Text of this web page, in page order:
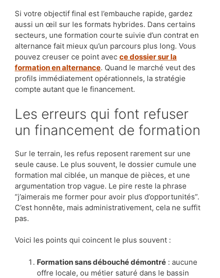
Si votre objectif final est l’embauche rapide, gardez
aussi un œil sur les formats hybrides. Dans certains
secteurs, une formation courte suivie d’un contrat en
alternance fait mieux qu’un parcours plus long. Vous
pouvez creuser ce point avec ce dossier sur la
formation en alternance. Quand le marché veut des
profils immédiatement opérationnels, la stratégie
compte autant que le financement.
Les erreurs qui font refuser
un financement de formation
Sur le terrain, les refus reposent rarement sur une
seule cause. Le plus souvent, le dossier cumule une
formation mal ciblée, un manque de pièces, et une
argumentation trop vague. Le pire reste la phrase
“j’aimerais me former pour avoir plus d’opportunités”.
C’est honnête, mais administrativement, cela ne suffit
pas.
Voici les points qui coincent le plus souvent :
Formation sans débouché démontré : aucune
offre locale, ou métier saturé dans le bassin